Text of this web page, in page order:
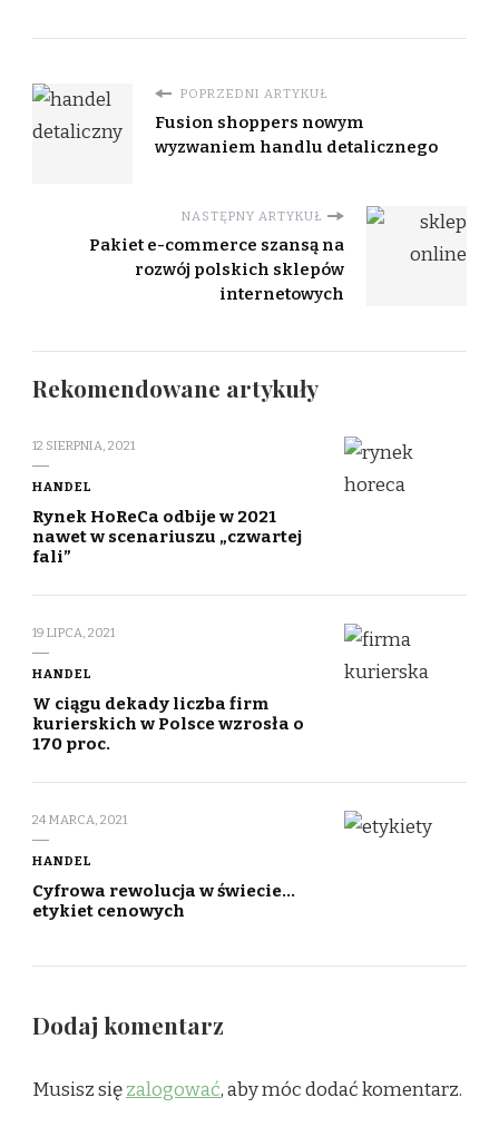
POPRZEDNI ARTYKUŁ
Fusion shoppers nowym
wyzwaniem handlu detalicznego
NASTĘPNY ARTYKUŁ
Pakiet e-commerce szansą na
rozwój polskich sklepów
internetowych
Rekomendowane artykuły
12 SIERPNIA, 2021
HANDEL
Rynek HoReCa odbije w 2021
nawet w scenariuszu „czwartej
fali”
19 LIPCA, 2021
HANDEL
W ciągu dekady liczba firm
kurierskich w Polsce wzrosła o
170 proc.
24 MARCA, 2021
HANDEL
Cyfrowa rewolucja w świecie…
etykiet cenowych
Dodaj komentarz
Musisz sięzalogować, aby móc dodać komentarz.